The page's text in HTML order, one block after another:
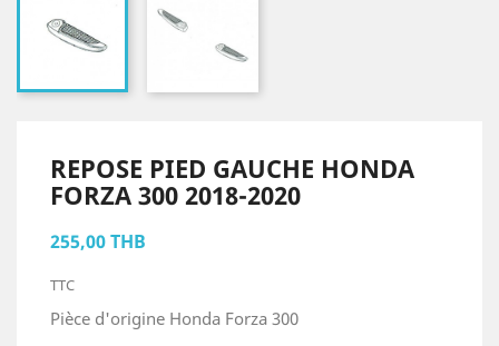
REPOSE PIED GAUCHE HONDA
FORZA 300 2018-2020
255,00 THB
TTC
Pièce d'origine Honda Forza 300